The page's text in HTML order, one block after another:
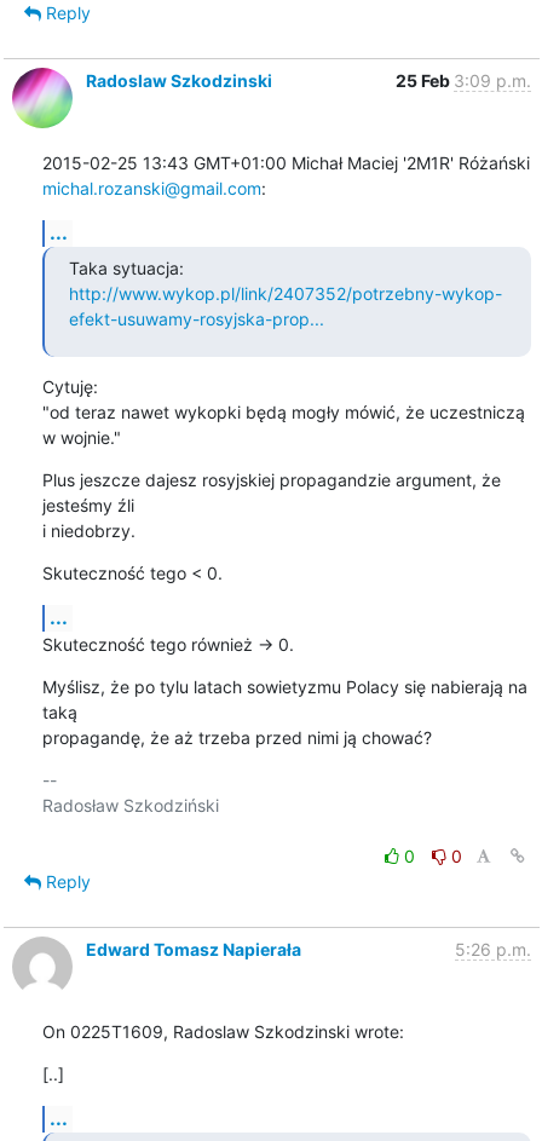
Reply
Radoslaw Szkodzinski 25 Feb 3:09 p.m.
2015-02-25 13:43 GMT+01:00 Michał Maciej '2M1R' Różański
michal.rozanski@gmail.com:
...
http://www.wykop.pl/link/2407352/potrzebny-wykop-
efekt-usuwamy-rosyjska-prop...
Cytuję:
"od teraz nawet wykopki będą mogły mówić, że uczestniczą
w wojnie."
Plus jeszcze dajesz rosyjskiej propagandzie argument, że
jesteśmy źli
i niedobrzy.
Skuteczność tego < 0.
...
Skuteczność tego również -> 0.
Myślisz, że po tylu latach sowietyzmu Polacy się nabierają na
taką
propagandę, że aż trzeba przed nimi ją chować?
--
Radosław Szkodziński
0
0
Reply
Edward Tomasz Napierała 5:26 p.m.
On 0225T1609, Radoslaw Szkodzinski wrote:
[..]
...